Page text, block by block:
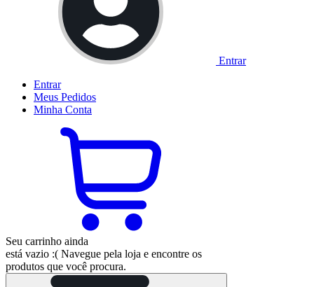
Entrar
Entrar
Meus Pedidos
Minha Conta
Seu carrinho ainda
está vazio :( Navegue pela loja e encontre os
produtos que você procura.